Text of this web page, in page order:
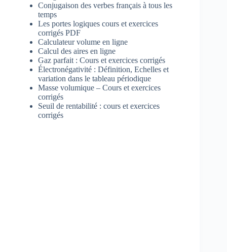
Conjugaison des verbes français à tous les
temps
Les portes logiques cours et exercices
corrigés PDF
Calculateur volume en ligne
Calcul des aires en ligne
Gaz parfait : Cours et exercices corrigés
Électronégativité : Définition, Echelles et
variation dans le tableau périodique
Masse volumique – Cours et exercices
corrigés
Seuil de rentabilité : cours et exercices
corrigés